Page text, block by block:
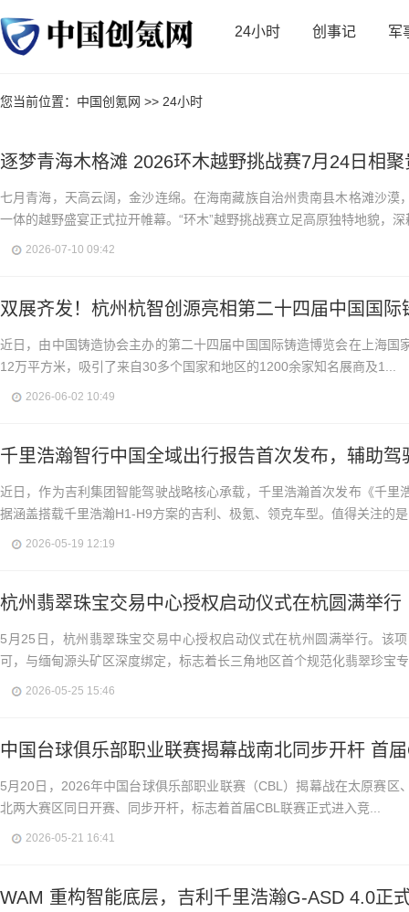
24小时 创事记 军
您当前位置： 中国创氪网 >> 24小时
逐梦青海木格滩 2026环木越野挑战赛7月24日相聚
七月青海，天高云阔，金沙连绵。在海南藏族自治州贵南县木格滩沙漠
一体的越野盛宴正式拉开帷幕。“环木”越野挑战赛立足高原独特地貌，深
2026-07-10 09:42
双展齐发！杭州杭智创源亮相第二十四届中国国际
近日，由中国铸造协会主办的第二十四届中国国际铸造博览会在上海国
12万平方米，吸引了来自30多个国家和地区的1200余家知名展商及1...
2026-06-02 10:49
千里浩瀚智行中国全域出行报告首次发布，辅助驾
近日，作为吉利集团智能驾驶战略核心承载，千里浩瀚首次发布《千里
据涵盖搭载千里浩瀚H1-H9方案的吉利、极氪、领克车型。值得关注的
2026-05-19 12:19
杭州翡翠珠宝交易中心授权启动仪式在杭圆满举行
5月25日，杭州翡翠珠宝交易中心授权启动仪式在杭州圆满举行。该
可，与缅甸源头矿区深度绑定，标志着长三角地区首个规范化翡翠珍宝
2026-05-25 15:46
中国台球俱乐部职业联赛揭幕战南北同步开杆 首
5月20日，2026年中国台球俱乐部职业联赛（CBL）揭幕战在太原赛区
北两大赛区同日开赛、同步开杆，标志着首届CBL联赛正式进入竞...
2026-05-21 16:41
WAM 重构智能底层，吉利千里浩瀚G-ASD 4.0正